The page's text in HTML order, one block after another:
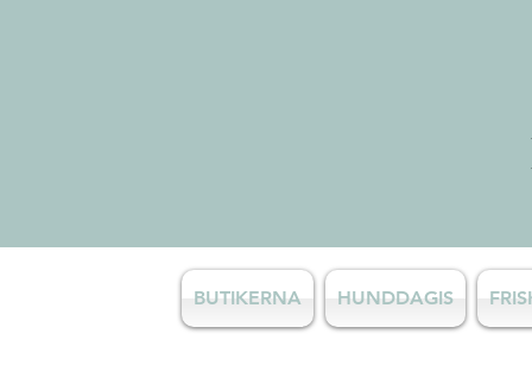
BUTIKERNA HUNDDAGIS